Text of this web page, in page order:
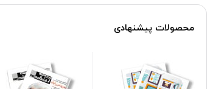
محصولات پیشنهادی